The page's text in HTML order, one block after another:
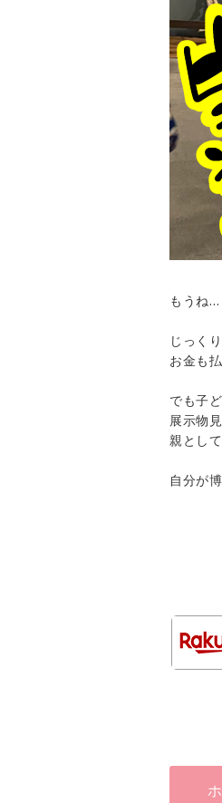
もうね…
じっく
お金も
でも子
展示物
親とし
自分が